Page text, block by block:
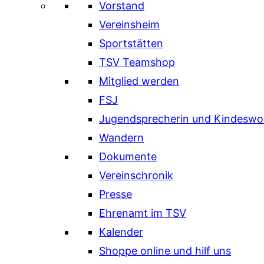
Vorstand
Vereinsheim
Sportstätten
TSV Teamshop
Mitglied werden
FSJ
Jugendsprecherin und
Wandern
Dokumente
Vereinschronik
Presse
Ehrenamt im TSV
Kalender
Shoppe online und hilf uns